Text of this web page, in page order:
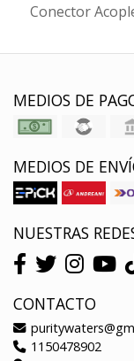
Conector
MEDIOS DE
MEDIOS DE
NUESTRAS
CONTACTO
1150478902